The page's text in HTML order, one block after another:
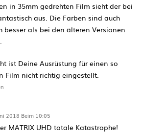
in 35mm gedrehten Film sieht der bei
aus. Die Farben sind auch
besser als bei den älteren Versionen
ist Deine Ausrüstung für einen so
Film nicht richtig eingestellt.
2018 Beim 10:05
MATRIX UHD totale Katastrophe!